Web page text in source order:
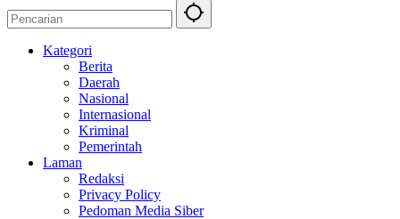
Kategori
Berita
Daerah
Nasional
Internasional
Kriminal
Pemerintah
Laman
Redaksi
Privacy Policy
Pedoman Media Siber